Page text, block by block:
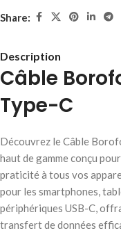
Share:
Description
Câble
Type-C
Découvrez le Câble
haut de gamme conçu
praticité à tous vos
pour les smartphones,
périphériques USB-C,
transfert de données